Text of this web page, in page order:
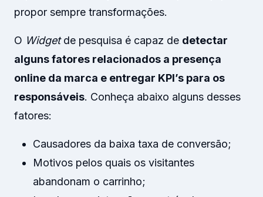
propor sempre transformações.
O Widgetde pesquisa é capaz de detectar
alguns fatores relacionados a presença
online da marca e entregar KPI’s para os
responsáveis. Conheça abaixo alguns desses
fatores:
Causadores da baixa taxa de conversão;
Motivos pelos quais os visitantes
abandonam o carrinho;